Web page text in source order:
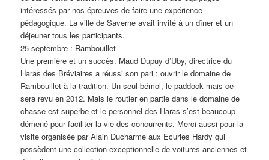
intéressés par nos épreuves de faire une expérience
pédagogique. La ville de Saverne avait invité à un dîner et un
déjeuner tous les participants.
25 septembre : Rambouillet
Une première et un succès. Maud Dupuy d’Uby, directrice du
Haras des Bréviaires a réussi son pari : ouvrir le domaine de
Rambouillet à la tradition. Un seul bémol, le paddock mais ce
sera revu en 2012. Mais le routier en partie dans le domaine de
chasse est superbe et le personnel des Haras s’est beaucoup
démené pour faciliter la vie des concurrents. Merci aussi pour la
visite organisée par Alain Ducharme aux Ecuries Hardy qui
possèdent une collection exceptionnelle de voitures anciennes et